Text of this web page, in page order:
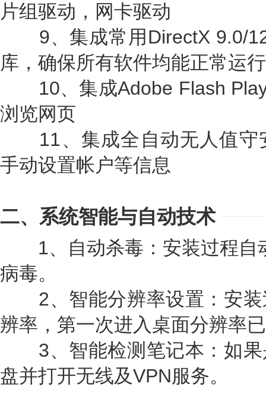
片组驱动，网卡驱动
9、集成常用DirectX 9.0/12
库，确保所有软件均能正常运行
10、集成Adobe Flash
浏览网页
11、集成全自动无人值守
手动设置帐户等信息
二、系统智能与自动技术
1、自动杀毒：安装过程自
病毒。
2、智能分辨率设置：安装
辨率，第一次进入桌面分辨率
3、智能检测笔记本：如果
盘并打开无线及VPN服务。